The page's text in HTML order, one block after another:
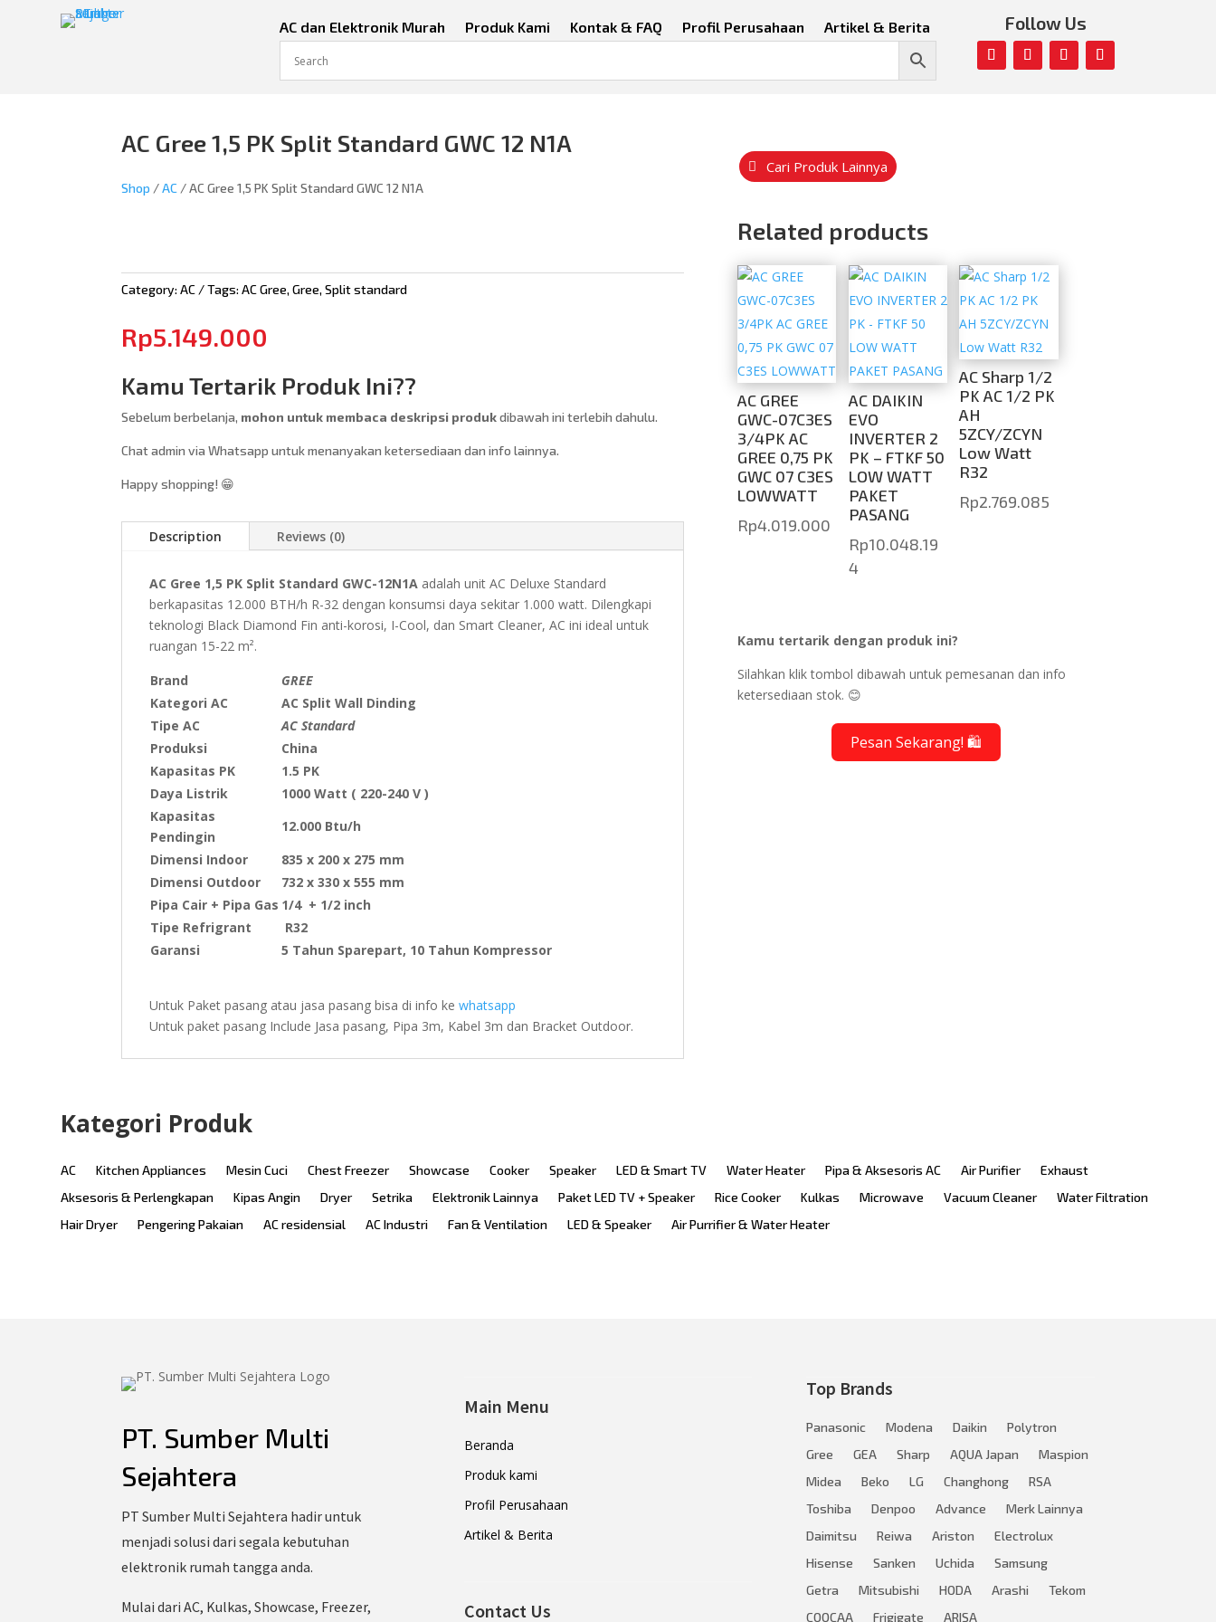
AC dan Elektronik Murah Produk Kami Kontak & FAQ Profil Perusahaan Artikel & Berita Follow Us
AC Gree 1,5 PK Split Standard GWC 12 N1A
Shop /AC / AC Gree 1,5 PK Split Standard GWC 12 N1A
Category:AC Tags:AC Gree,Gree,Split standard
Rp5.149.000
Kamu Tertarik Produk Ini??
Sebelum berbelanja, mohon untuk membaca deskripsi produkdibawah ini terlebih dahulu.
Chat admin via Whatsapp untuk menanyakan ketersediaan dan info lainnya.
Happy shopping! 😁
Description Reviews (0)
AC Gree 1,5 PK Split Standard GWC-12N1A adalah unit AC Deluxe Standard
berkapasitas 12.000 BTH/h R-32 dengan konsumsi daya sekitar 1.000 watt. Dilengkapi
teknologi Black Diamond Fin anti-korosi, I-Cool, dan Smart Cleaner, AC ini ideal untuk
ruangan 15-22 m².
Brand
GREE
Kategori AC
AC Split Wall Dinding
Tipe AC
AC Standard
Produksi
China
Kapasitas PK
1.5 PK
Daya Listrik
1000 Watt ( 220-240 V )
Kapasitas
Pendingin
12.000 Btu/h
Dimensi Indoor
835 x 200 x 275 mm
Dimensi Outdoor
732 x 330 x 555 mm
Pipa Cair + Pipa Gas 1/4 + 1/2 inch
Tipe Refrigrant
R32
Garansi
5 Tahun Sparepart, 10 Tahun Kompressor
Untuk Paket pasang atau jasa pasang bisa di info kewhatsapp
Untuk paket pasang Include Jasa pasang, Pipa 3m, Kabel 3m dan Bracket Outdoor.
Cari Produk Lainnya
Related products
AC GREE
GWC-07C3ES
3/4PK AC
GREE 0,75 PK
GWC 07 C3ES
LOWWATT
Rp4.019.000
AC DAIKIN
EVO
INVERTER 2
PK – FTKF 50
LOW WATT
PAKET
PASANG
Rp10.048.19
4
AC Sharp 1/2
PK AC 1/2 PK
AH
5ZCY/ZCYN
Low Watt
R32
Rp2.769.085
Kamu tertarik dengan produk ini?
Silahkan klik tombol dibawah untuk pemesanan dan info
ketersediaan stok. 😊
Pesan Sekarang! 🛍️
Kategori Produk
AC Kitchen Appliances Mesin Cuci Chest Freezer Showcase Cooker Speaker LED & Smart TV Water Heater Pipa & Aksesoris AC Air Purifier
Exhaust
Aksesoris & Perlengkapan
Kipas Angin Dryer Setrika Elektronik Lainnya Paket LED TV + Speaker Rice Cooker Kulkas Microwave Vacuum Cleaner
Water Filtration
Hair Dryer
Pengering Pakaian AC residensial AC Industri Fan & Ventilation LED & Speaker Air Purrifier & Water Heater
PT. Sumber Multi
Sejahtera
PT Sumber Multi Sejahtera hadir untuk
menjadi solusi dari segala kebutuhan
elektronik rumah tangga anda.
Mulai dari AC, Kulkas, Showcase, Freezer,
Main Menu
Beranda
Produk kami
Profil Perusahaan
Artikel & Berita
Contact Us
Top Brands
Panasonic Modena Daikin
Polytron
Gree
GEA Sharp AQUA Japan
Maspion
Midea
Beko LG Changhong
RSA
Toshiba
Denpoo Advance
Merk Lainnya
Daimitsu
Reiwa Ariston
Electrolux
Hisense
Sanken Uchida
Samsung
Getra
Mitsubishi HODA Arashi
Tekom
COOCAA
Frigigate ARISA